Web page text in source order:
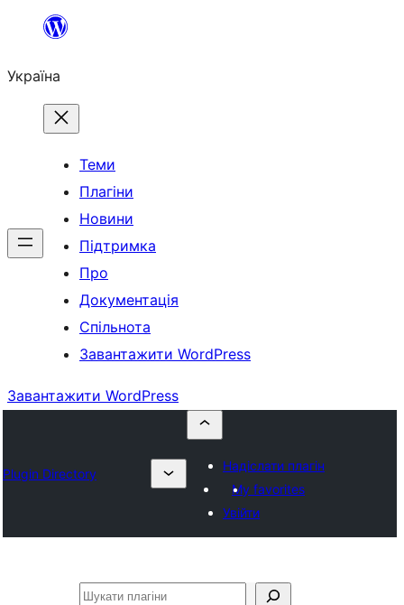
Перейти
вмісту
Україна
Теми
Плагіни
Новини
Підтримка
Про
Документація
Спільнота
Завантажити WordPress
Завантажити WordPress
Plugin Directory
Надіслати плагін
My favorites
Увійти
Пошук